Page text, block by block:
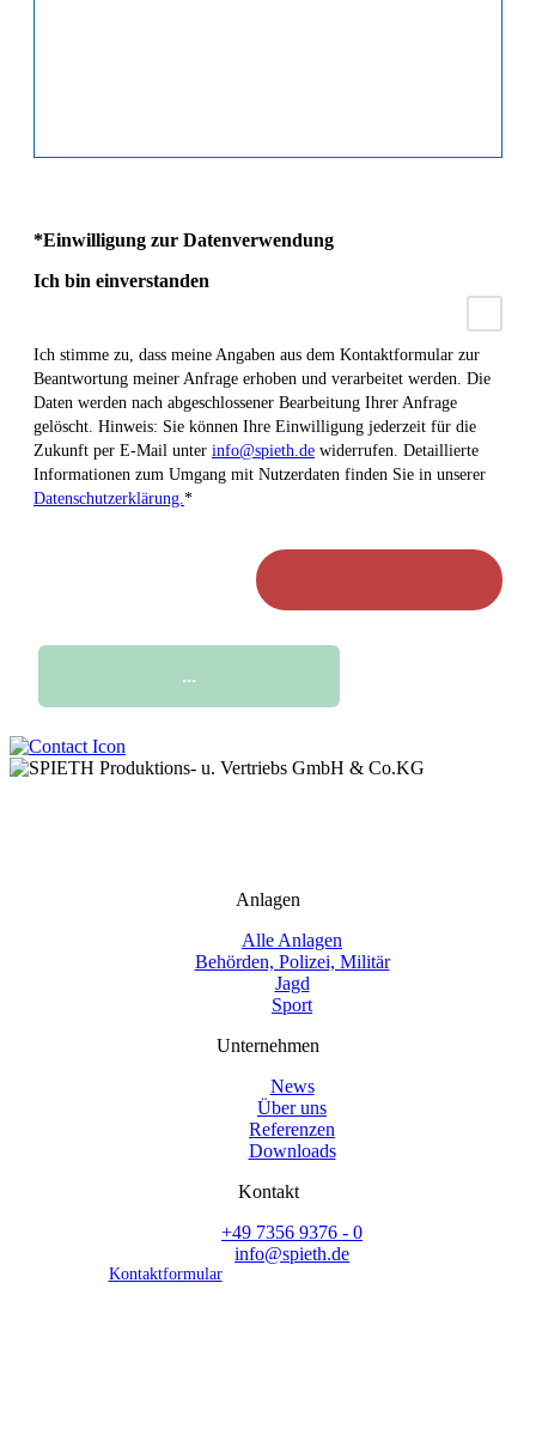
*Einwilligung zur Datenverwendung
Ich bin einverstanden
Ich stimme zu, dass meine Angaben aus dem Kontaktformular zur
Beantwortung meiner Anfrage erhoben und verarbeitet werden. Die
Daten werden nach abgeschlossener Bearbeitung Ihrer Anfrage
gelöscht. Hinweis: Sie können Ihre Einwilligung jederzeit für die
Zukunft per E-Mail unter info@spieth.de widerrufen. Detaillierte
Informationen zum Umgang mit Nutzerdaten finden Sie in unserer
Datenschutzerklärung. *
Anlagen
Alle Anlagen
Behörden, Polizei, Militär
Jagd
Sport
Unternehmen
News
Über uns
Referenzen
Downloads
Kontakt
+49 7356 9376 - 0
info@spieth.de
Kontaktformular